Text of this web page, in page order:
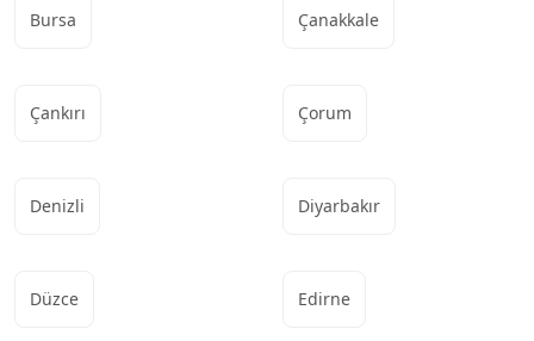
Bursa Çanakkale
Çankırı Çorum
Denizli Diyarbakır
Düzce Edirne